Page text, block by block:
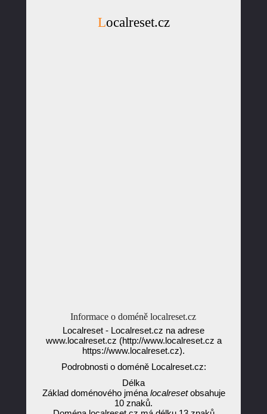
Localreset.cz
Informace o doméně localreset.cz
Localreset - Localreset.cz na adrese
www.localreset.cz (http://www.localreset.cz a
https://www.localreset.cz).
Podrobnosti o doméně Localreset.cz:
Délka
Základ doménového jména localresetobsahuje
10 znaků.